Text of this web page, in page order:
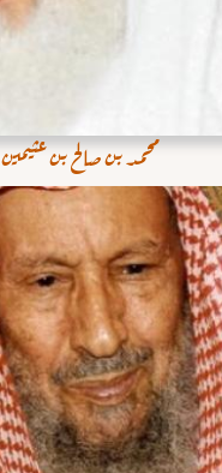
محمد بن صالح بن عثيمين